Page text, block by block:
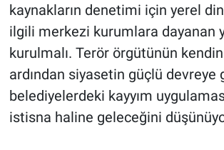
kaynakların denetimi için yerel
ilgili merkezi kurumlara dayanan
kurulmalı. Terör örgütünün
ardından siyasetin güçlü devreye
belediyelerdeki kayyım
istisna haline geleceğini